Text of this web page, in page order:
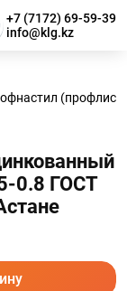
+7 (7172) 69-59-39
info@klg.kz
(профлист)
0.8 ГОСТ